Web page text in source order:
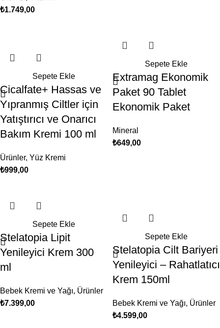
₺1.749,00
Sepete Ekle
Cicalfate+ Hassas ve
Yıpranmış Ciltler için
Yatıştırıcı ve Onarıcı
Bakım Kremi 100 ml
Ürünler, Yüz Kremi
₺999,00
Sepete Ekle
Extramag Ekonomik
Paket 90 Tablet
Ekonomik Paket
Mineral
₺649,00
Sepete Ekle
Stelatopia Lipit
Yenileyici Krem 300
ml
Bebek Kremi ve Yağı, Ürünler
₺7.399,00
Sepete Ekle
Stelatopia Cilt Bariyeri
Yenileyici – Rahatlatıcı
Krem 150ml
Bebek Kremi ve Yağı, Ürünler
₺4.599,00